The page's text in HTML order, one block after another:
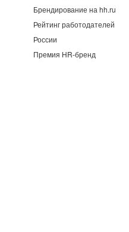
Брендирование на hh.ru
Рейтинг работодателей
России
Премия HR-бренд